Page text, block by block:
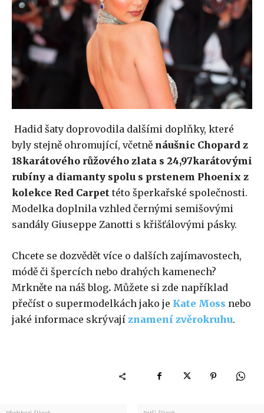
Hadid šaty doprovodila dalšími doplňky, které
byly stejně ohromující, včetně náušnic Chopard z
18karátového růžového zlata s 24,97karátovými
rubíny a diamanty spolu s prstenem Phoenix z
kolekce Red Carpet této šperkařské společnosti.
Modelka doplnila vzhled černými semišovými
sandály Giuseppe Zanotti s křišťálovými pásky.
Chcete se dozvědět více o dalších zajímavostech,
módě či špercích nebo drahých kamenech?
Mrkněte na náš blog. Můžete si zde například
přečíst o supermodelkách jako je Kate Moss nebo
jaké informace skrývají znamení zvěrokruhu.